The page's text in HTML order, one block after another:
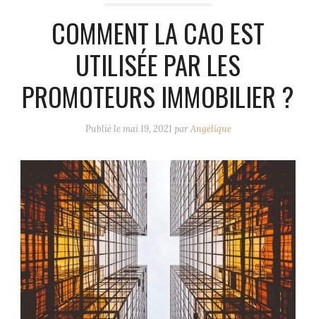
COMMENT LA CAO EST
UTILISÉE PAR LES
PROMOTEURS IMMOBILIER ?
Publié lemai 19, 2021 parAngélique